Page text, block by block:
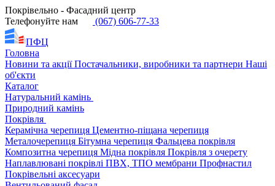
Покрівельно - Фасадний центр
Телефонуйте нам
(067) 606-77-33
ПФЦ
Головна
Новини та акціїПостачальники, виробники та партнери Наші
об'єкти
Каталог
Натуральний камінь
Природний камінь
Покрівля
Керамічна черепиця Цементно-піщана черепиця
Металочерепиця Бітумна черепиця Фальцева покрівля
Композитна черепиця Мідна покрівля Покрівля з очерету
Наплавлювані покрівлі ПВХ, ТПО мембрани Профнастил
Покрівельні аксесуари